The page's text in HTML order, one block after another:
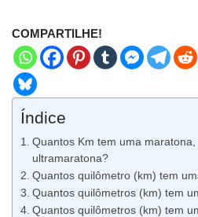
COMPARTILHE!
Índice
Quantos Km tem uma
ultramaratona?
Quantos quilômetro (km) tem
Quantos quilômetros (km) tem
Quantos quilômetros (km) tem